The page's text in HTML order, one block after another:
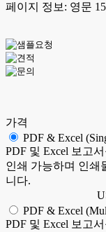
페이지 정보: 영문
가격
PDF & Excel
PDF 및 Excel 보고
인쇄 가능하며 인쇄
니다.
PDF & Excel
PDF 및 Excel 보고